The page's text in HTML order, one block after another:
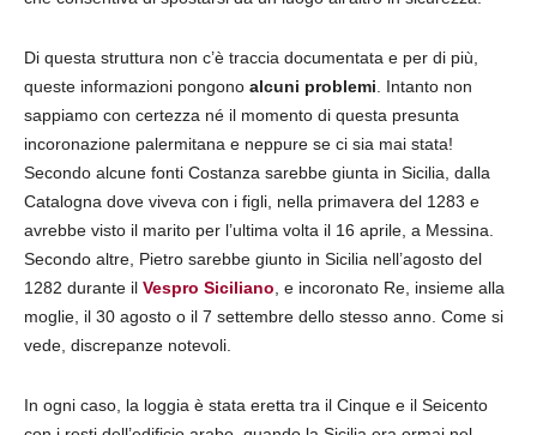
Di questa struttura non c’è traccia documentata e per di più,
queste informazioni pongono alcuni problemi . Intanto non
sappiamo con certezza né il momento di questa presunta
incoronazione palermitana e neppure se ci sia mai stata!
Secondo alcune fonti Costanza sarebbe giunta in Sicilia, dalla
Catalogna dove viveva con i figli, nella primavera del 1283 e
avrebbe visto il marito per l’ultima volta il 16 aprile, a Messina.
Secondo altre, Pietro sarebbe giunto in Sicilia nell’agosto del
1282 durante il Vespro Siciliano , e incoronato Re, insieme alla
moglie, il 30 agosto o il 7 settembre dello stesso anno. Come si
vede, discrepanze notevoli.
In ogni caso, la loggia è stata eretta tra il Cinque e il Seicento